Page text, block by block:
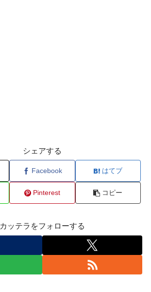
シェアする
Facebook はてブ
Pinterest コピー
カッテラをフォローする